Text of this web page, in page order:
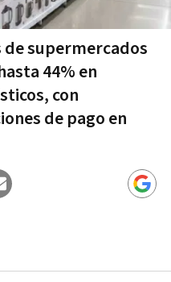
de supermercados
44% en
con
de pago en